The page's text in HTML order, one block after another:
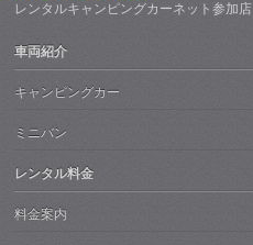
レンタルキャンピングカーネット参加店
車両紹介
キャンピングカー
ミニバン
レンタル料金
料金案内